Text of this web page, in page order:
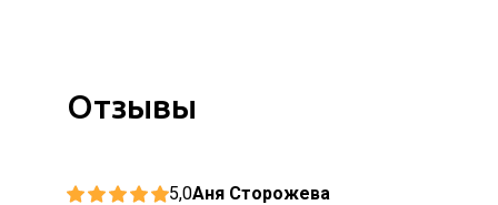
Отзывы
5,0Аня Сторожева